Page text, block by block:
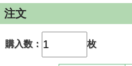
注文
購入数： 枚